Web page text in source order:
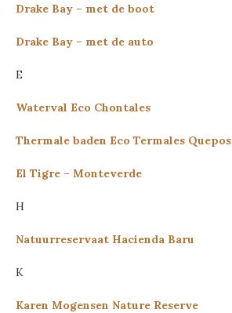
Drake Bay – met de boot
Drake Bay – met de auto
E
Waterval Eco Chontales
Thermale baden Eco Termales Quepos
El Tigre – Monteverde
H
Natuurreservaat Hacienda Baru
K
Karen Mogensen Nature Reserve